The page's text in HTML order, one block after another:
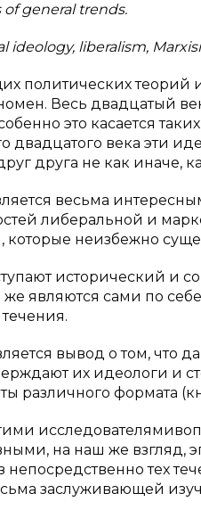
general trends.
ideology, liberalism,
политических теорий
Весь двадцатый
это касается
двадцатого века эти
друга не как иначе,
весьма
либеральной и
неизбежно
исторический и
же являются сами по
вывод о том, что
их идеологи и
различного формата
на наш же взгляд,
тех
заслуживающей